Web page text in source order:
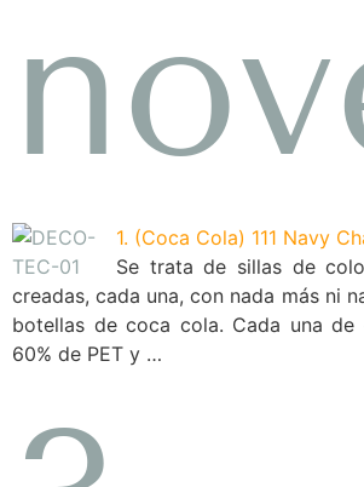
1. (Coca Cola) 111 Navy
Se trata de sillas de
creadas, cada una, con nada más ni
botellas de coca cola. Cada una de
60% de PET y …